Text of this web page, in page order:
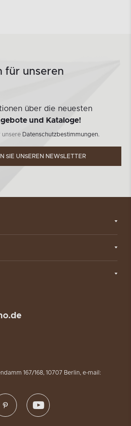
für unseren
über die neuesten
und Kataloge!
unsere Datenschutzbestimmungen.
SIE UNSEREN NEWSLETTER
167/168, 10707 Berlin, e-mail: